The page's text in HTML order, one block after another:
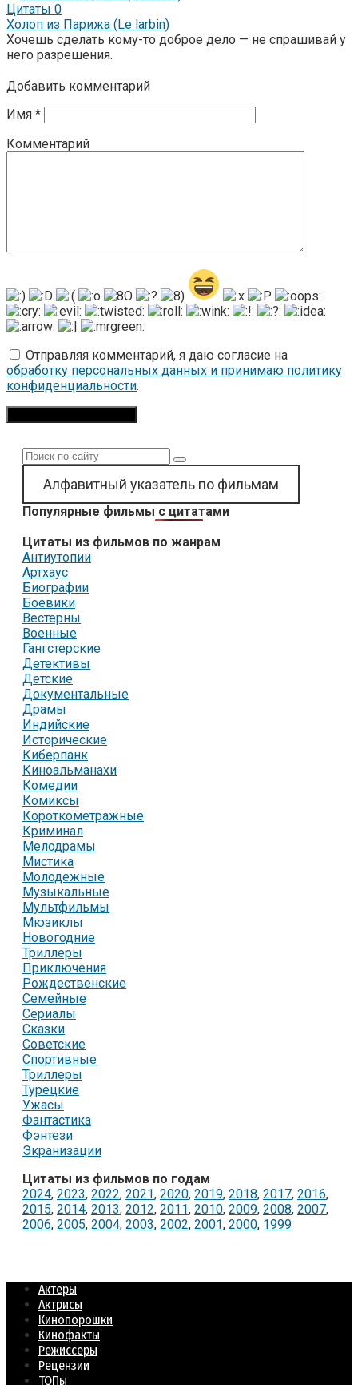
Цитаты 0
Холоп из Парижа (Le larbin)
Хочешь сделать кому-то доброе дело — не спрашивай у
него разрешения.
Добавить комментарий
Имя *
Комментарий
Отправляя комментарий, я даю согласие на
обработку персональных данных и принимаю политику
конфиденциальности.
Поиск:
Алфавитный указатель по фильмам
Популярные фильмы с цитатами
Цитаты из фильмов по жанрам
Антиутопии
Артхаус
Биографии
Боевики
Вестерны
Военные
Гангстерские
Детективы
Детские
Документальные
Драмы
Индийские
Исторические
Киберпанк
Киноальманахи
Комедии
Комиксы
Короткометражные
Криминал
Мелодрамы
Мистика
Молодежные
Музыкальные
Мультфильмы
Мюзиклы
Новогодние
Триллеры
Приключения
Рождественские
Семейные
Сериалы
Сказки
Советские
Спортивные
Триллеры
Турецкие
Ужасы
Фантастика
Фэнтези
Экранизации
Цитаты из фильмов по годам
2024, 2023, 2022, 2021, 2020, 2019, 2018, 2017, 2016,
2015, 2014, 2013, 2012, 2011, 2010, 2009, 2008, 2007,
2006, 2005, 2004, 2003, 2002, 2001, 2000, 1999
Актеры
Актрисы
Кинопорошки
Кинофакты
Режиссеры
Рецензии
ТОПы